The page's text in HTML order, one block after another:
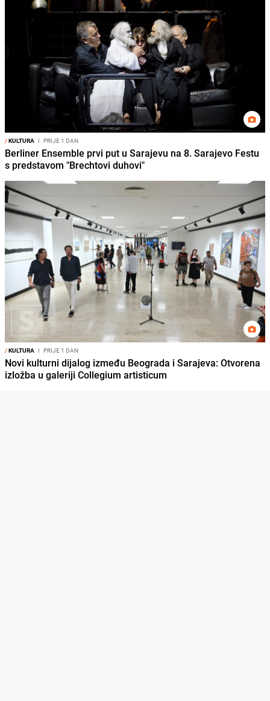
/KULTURA I PRIJE 1 DAN
Berliner Ensemble prvi put u Sarajevu na 8. Sarajevo Festu
s predstavom "Brechtovi duhovi"
/KULTURA I PRIJE 1 DAN
Novi kulturni dijalog između Beograda i Sarajeva: Otvorena
izložba u galeriji Collegium artisticum